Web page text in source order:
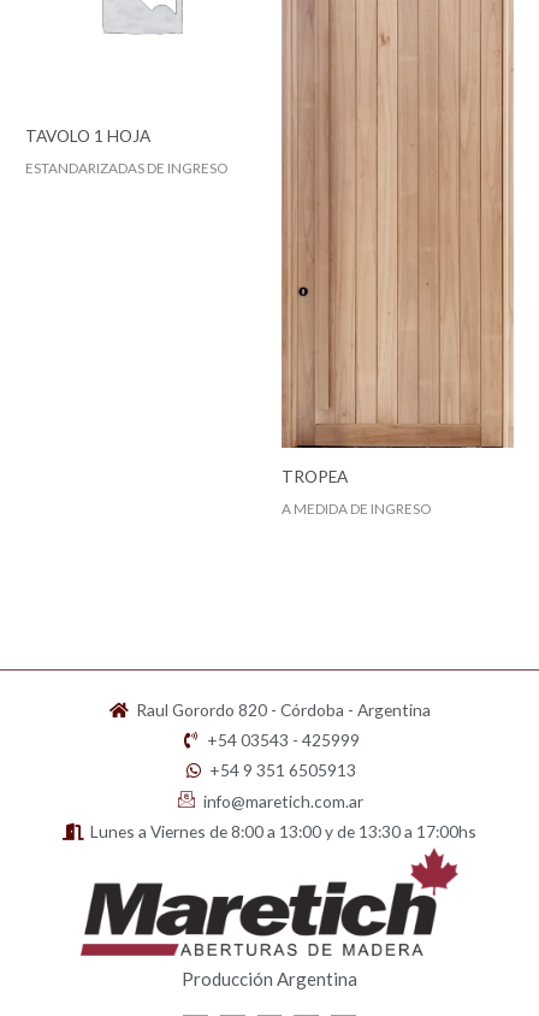
TAVOLO 1 HOJA
ESTANDARIZADAS DE INGRESO
TROPEA
A MEDIDA DE INGRESO
Raul Gorordo 820 - Córdoba - Argentina
+54 03543 - 425999
+54 9 351 6505913
info@maretich.com.ar
Lunes a Viernes de 8:00 a 13:00 y de 13:30 a 17:00hs
Producción Argentina